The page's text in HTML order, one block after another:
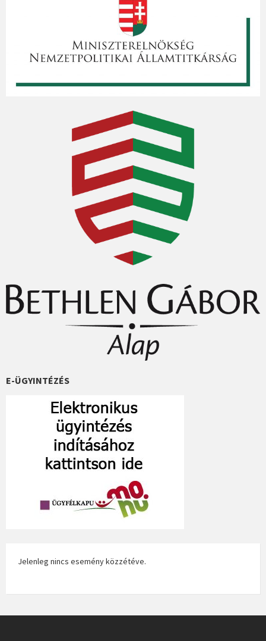
E-ÜGYINTÉZÉS
Jelenleg nincs esemény közzétéve.